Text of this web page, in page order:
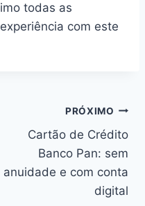
todas as
com este
PRÓXIMO
Cartão de Crédito
Banco Pan: sem
anuidade e com conta
digital